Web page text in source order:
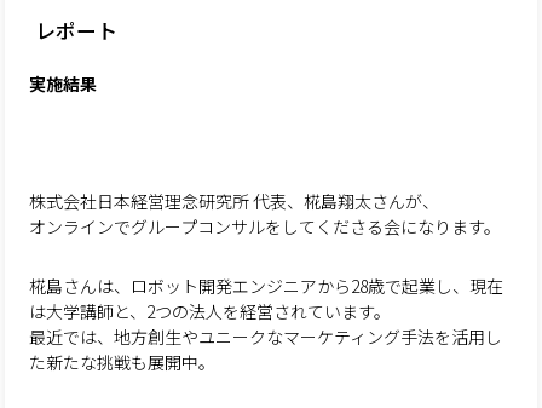
レポート
実施結果
株式会社日本経営理念研究所 代表、椛島翔太さんが、
オンラインでグループコンサルをしてくださる会になります。
椛島さんは、ロボット開発エンジニアから28歳で起業し、現在
は大学講師と、2つの法人を経営されています。
最近では、地方創生やユニークなマーケティング手法を活用し
た新たな挑戦も展開中。